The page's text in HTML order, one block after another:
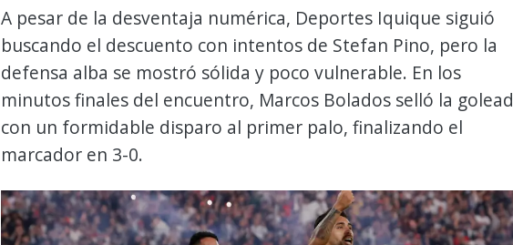
A pesar de la desventaja numérica, Deportes Iquique siguió
buscando el descuento con intentos de Stefan Pino, pero la
defensa alba se mostró sólida y poco vulnerable. En los
minutos finales del encuentro, Marcos Bolados selló la
con un formidable disparo al primer palo, finalizando el
marcador en 3-0.